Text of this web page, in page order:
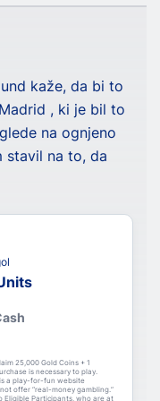
kaže, da bi to
, ki je bil to
na ognjeno
stavil na to, da
25,000 Gold Coins + 1
is necessary to play.
a play-for-fun website
offer “real-money gambling.”
Eligible Participants, who are at